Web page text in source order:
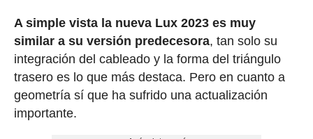
A simple vista la nueva Lux 2023 es muy
similar a su versión predecesora, tan solo su
integración del cableado y la forma del triángulo
trasero es lo que más destaca. Pero en cuanto a
geometría sí que ha sufrido una actualización
importante.